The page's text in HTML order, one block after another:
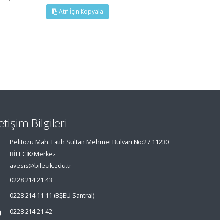
Atıf İçin Kopyala
Bilgileri
Pelitözü Mah. Fatih Sultan Mehmet Bulvarı No:27 11230
BİLECİK/Merkez
avesis@bilecik.edu.tr
0228 214 21 43
0228 214 11 11 (BŞEÜ Santral)
0228 214 21 42